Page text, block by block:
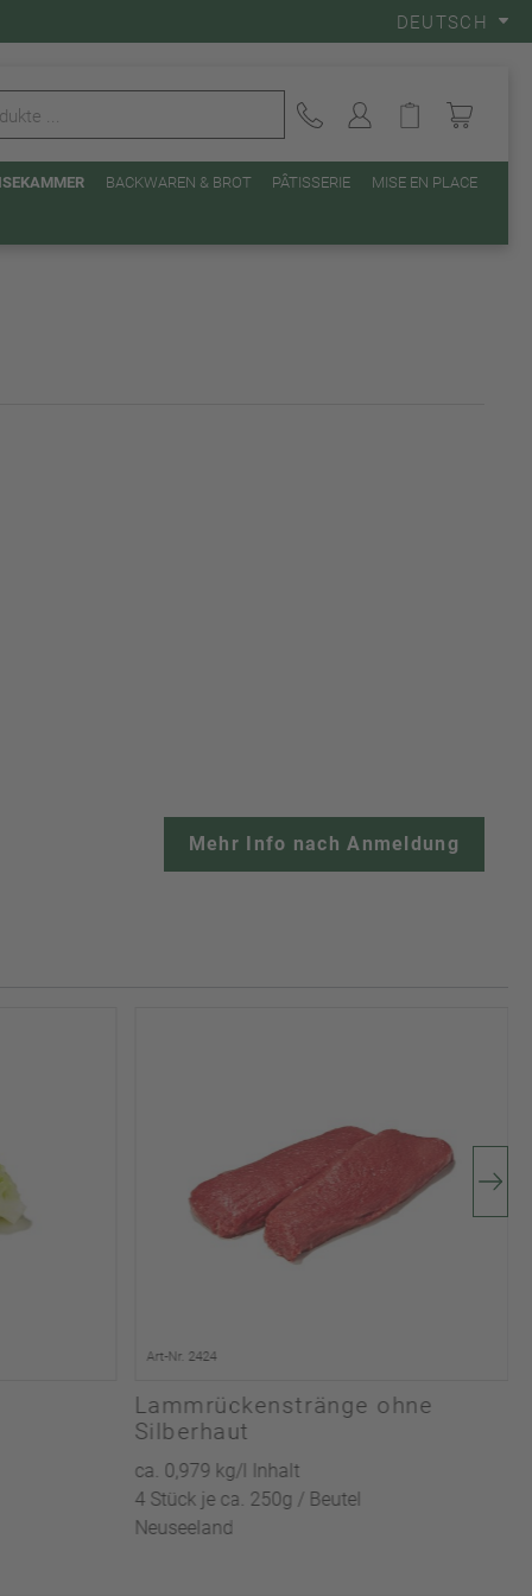
DEUTSCH
BACKWAREN & BROT PÂTISSERIE MISE EN PLACE
Mehr Info nach Anmeldung
Art-Nr. 2424
Lammrückenstränge ohne
Silberhaut
ca. 0,979 kg/l Inhalt
4 Stück je ca. 250g / Beutel
Neuseeland